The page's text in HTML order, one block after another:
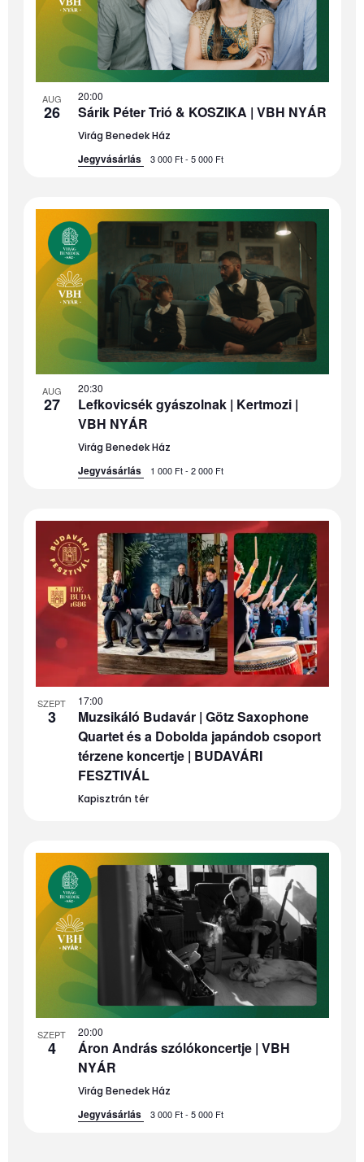
AUG
26 Sárik Péter Trió & KOSZIKA | VBH NYÁR
Virág Benedek Ház
20:00
Jegyvásárlás 3 000 Ft - 5 000 Ft
AUG
27
Lefkovicsék gyászolnak | Kertmozi |
VBH NYÁR
Virág Benedek Ház
20:30
Jegyvásárlás 1 000 Ft - 2 000 Ft
SZEPT
3
Muzsikáló Budavár | Götz Saxophone
Quartet és a Dobolda japándob csoport
térzene koncertje | BUDAVÁRI
FESZTIVÁL
Kapisztrán tér
17:00
SZEPT
4
Áron András szólókoncertje | VBH
NYÁR
Virág Benedek Ház
20:00
Jegyvásárlás 3 000 Ft - 5 000 Ft